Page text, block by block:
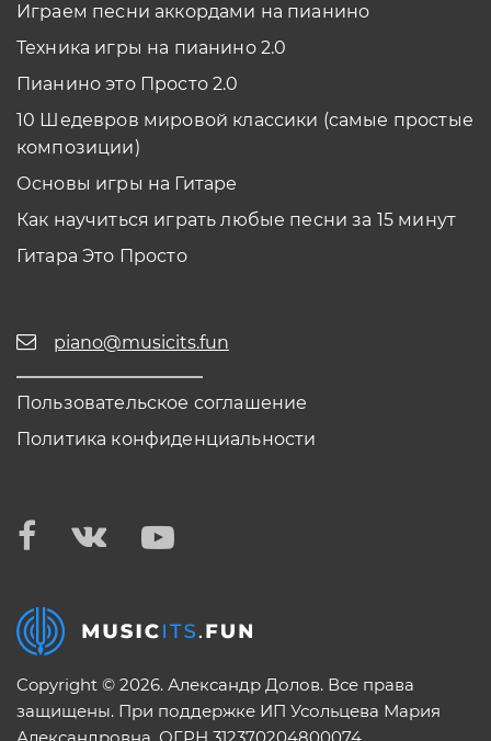
Играем песни аккордами на пианино
Техника игры на пианино 2.0
Пианино это Просто 2.0
10 Шедевров мировой классики (самые простые
композиции)
Основы игры на Гитаре
Как научиться играть любые песни за 15 минут
Гитара Это Просто
piano@musicits.fun
Пользовательское соглашение
Политика конфиденциальности
Copyright © 2026. Александр Долов. Все права
защищены. При поддержке ИП Усольцева Мария